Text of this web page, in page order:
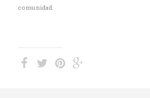
comunidad.